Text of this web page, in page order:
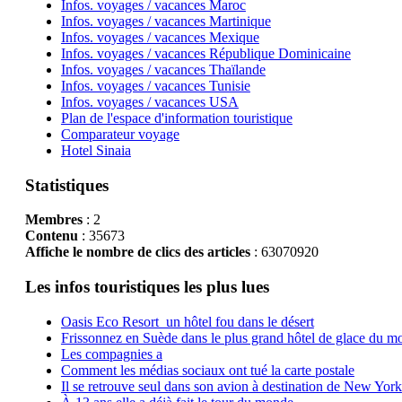
Infos. voyages / vacances Maroc
Infos. voyages / vacances Martinique
Infos. voyages / vacances Mexique
Infos. voyages / vacances République Dominicaine
Infos. voyages / vacances Thaïlande
Infos. voyages / vacances Tunisie
Infos. voyages / vacances USA
Plan de l'espace d'information touristique
Comparateur voyage
Hotel Sinaia
Statistiques
Membres: 2
Contenu : 35673
Affiche le nombre de clics des articles: 63070920
Les infos touristiques les plus lues
Oasis Eco Resort un hôtel fou dans le désert
Frissonnez en Suède dans le plus grand hôtel de glace du
Les compagnies a
Comment les médias sociaux ont tué la carte postale
Il se retrouve seul dans son avion à destination de New York